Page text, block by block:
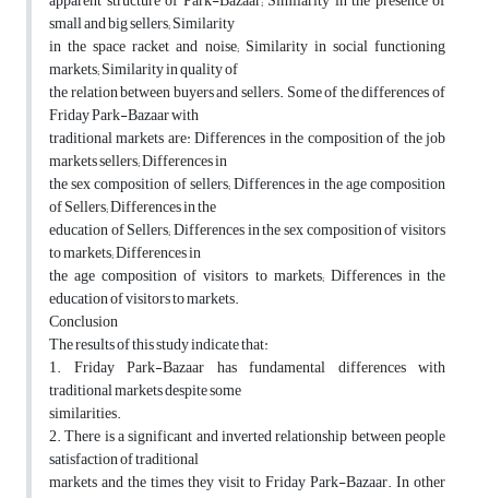
small and big sellers; Similarity
in the space racket and noise; Similarity in social functioning
markets; Similarity in quality of
the relation between buyers and sellers. Some of the differences of
Friday Park-Bazaar with
traditional markets are: Differences in the composition of the job
markets sellers; Differences in
the sex composition of sellers; Differences in the age composition
of Sellers; Differences in the
education of Sellers; Differences in the sex composition of visitors
to markets; Differences in
the age composition of visitors to markets; Differences in the
education of visitors to markets.
Conclusion
The results of this study indicate that:
1. Friday Park-Bazaar has fundamental differences with
traditional markets despite some
similarities.
2. There is a significant and inverted relationship between people
satisfaction of traditional
markets and the times they visit to Friday Park-Bazaar. In other